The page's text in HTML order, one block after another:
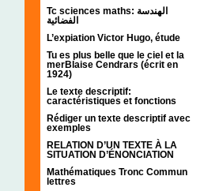
Tc sciences maths: الهندسة
الفضائية
L’expiation Victor Hugo, étude
Tu es plus belle que le ciel et la
merBlaise Cendrars (écrit en
1924)
Le texte descriptif:
caractéristiques et fonctions
Rédiger un texte descriptif avec
exemples
RELATION D’UN TEXTE À LA
SITUATION D’ÉNONCIATION
Mathématiques Tronc Commun
lettres